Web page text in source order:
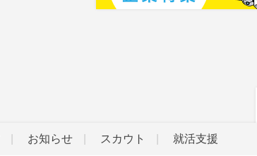
お知らせ スカウト 就活支援